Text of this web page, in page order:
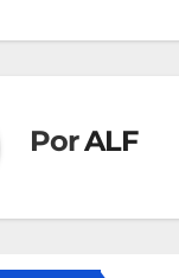
PorALF